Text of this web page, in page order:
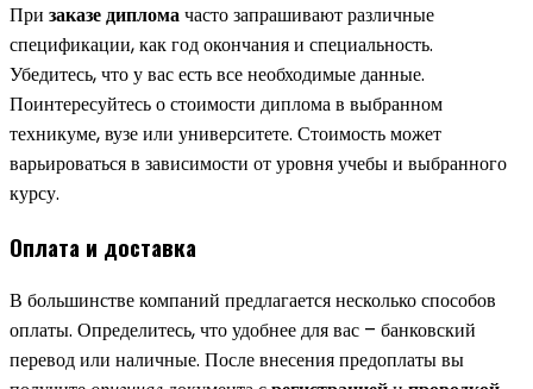
При заказе дипломачасто запрашивают различные
спецификации, как год окончания и специальность.
Убедитесь, что у вас есть все необходимые данные.
Поинтересуйтесь о стоимости диплома в выбранном
техникуме, вузе или университете. Стоимость может
варьироваться в зависимости от уровня учебы и выбранного
курсу.
Оплата и доставка
В большинстве компаний предлагается несколько способов
оплаты. Определитесь, что удобнее для вас – банковский
перевод или наличные. После внесения предоплаты вы